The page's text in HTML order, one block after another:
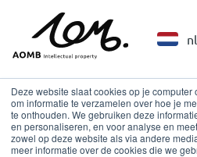
Deze website slaat cookies op je
om informatie te verzamelen over hoe je
te onthouden. We gebruiken deze
en personaliseren, en voor analyse en
zowel op deze website als via andere
meer informatie over de cookies die we
nl
Terug naar overzicht